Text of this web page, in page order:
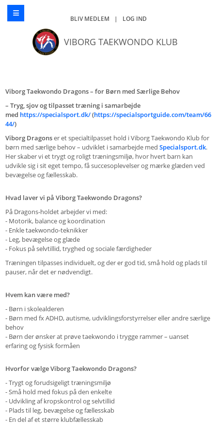
BLIV MEDLEM | LOG IND
VIBORG TAEKWONDO KLUB
Viborg Taekwondo Dragons – for Børn med Særlige Behov
– Tryg, sjov og tilpasset træning i samarbejde
med https://specialsport.dk/(https://specialsportguide.com/team/66
44/)
Viborg Dragonser et specialtilpasset hold i Viborg Taekwondo Klub for
børn med særlige behov – udviklet i samarbejde med Specialsport.dk.
Her skaber vi et trygt og roligt træningsmiljø, hvor hvert barn kan
udvikle sig i sit eget tempo, få succesoplevelser og mærke glæden ved
bevægelse og fællesskab.
Hvad laver vi på Viborg Taekwondo Dragons?
På Dragons-holdet arbejder vi med:
- Motorik, balance og koordination
- Enkle taekwondo-teknikker
- Leg, bevægelse og glæde
- Fokus på selvtillid, tryghed og sociale færdigheder
Træningen tilpasses individuelt, og der er god tid, små hold og plads til
pauser, når det er nødvendigt.
Hvem kan være med?
-Børn i skolealderen
-Børn med fx ADHD, autisme, udviklingsforstyrrelser eller andre særlige
behov
-Børn der ønsker at prøve taekwondo i trygge rammer – uanset
erfaring og fysisk formåen
Hvorfor vælge Viborg Taekwondo Dragons?
- Trygt og forudsigeligt træningsmiljø
- Små hold med fokus på den enkelte
- Udvikling af kropskontrol og selvtillid
- Plads til leg, bevægelse og fællesskab
- En del af et større klubfællesskab